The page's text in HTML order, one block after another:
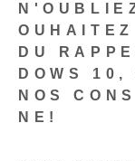
DU
DOWS 10,
NOS
NE!